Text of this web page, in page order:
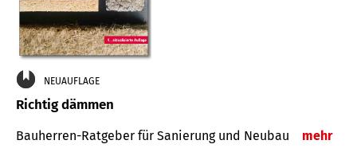
NEUAUFLAGE
Richtig dämmen
Bauherren-Ratgeber für Sanierung und Neubau mehr